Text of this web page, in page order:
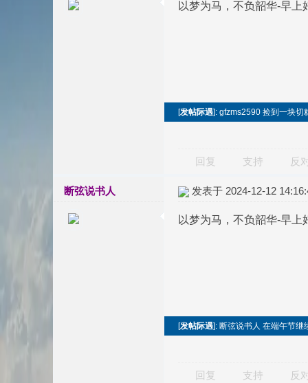
以梦为马，不负韶华-早上
[发帖际遇]: gfzms2590 捡到一块切
回复 支持 反
断弦说书人 发表于 2024-12-12
以梦为马，不负韶华-早上
[发帖际遇]: 断弦说书人 在端午节继
回复 支持 反